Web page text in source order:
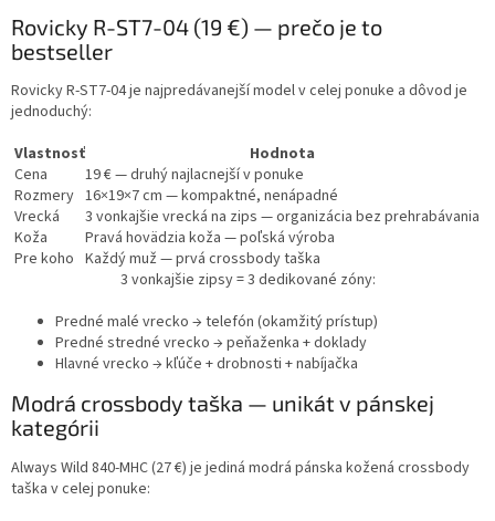
Rovicky R-ST7-04 (19 €) — prečo je to
bestseller
Rovicky R-ST7-04 je najpredávanejší model v celej ponuke a dôvod je
jednoduchý:
Vlastnosť
Hodnota
Cena
19 €— druhý najlacnejší v ponuke
Rozmery 16×19×7 cm — kompaktné, nenápadné
Vrecká
3 vonkajšie vrecká na zips — organizácia bez prehrabávania
Koža
Pravá hovädzia koža — poľská výroba
Pre koho Každý muž — prvá crossbody taška
3 vonkajšie zipsy = 3 dedikované zóny:
Predné malé vrecko → telefón (okamžitý prístup)
Predné stredné vrecko → peňaženka + doklady
Hlavné vrecko → kľúče + drobnosti + nabíjačka
Modrá crossbody taška — unikát v pánskej
kategórii
Always Wild 840-MHC (27 €) je jediná modrá pánska kožená crossbody
taška v celej ponuke: